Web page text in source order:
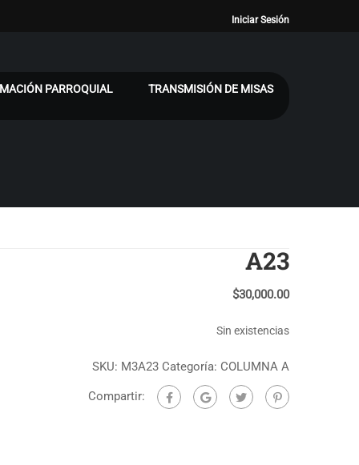
Iniciar Sesión
PARROQUIAL TRANSMISIÓN DE MISAS
A23
$30,000.00
Sin existencias
SKU: M3A23 Categoría: COLUMNA A
Compartir: